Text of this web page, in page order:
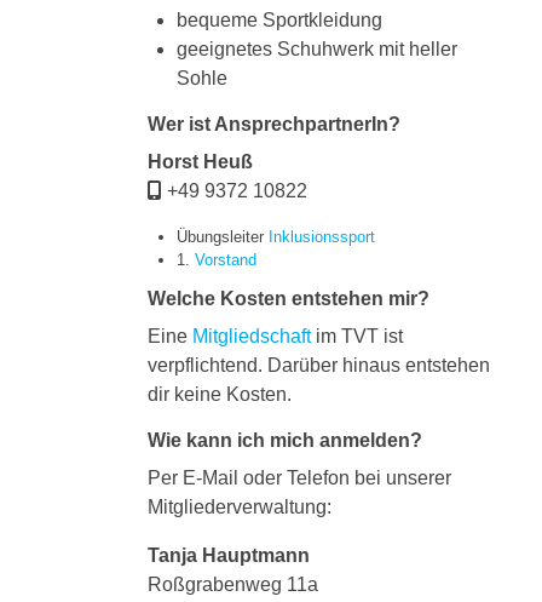
bequeme Sportkleidung
geeignetes Schuhwerk mit heller
Sohle
Wer ist AnsprechpartnerIn?
Horst Heuß
+49 9372 10822
Übungsleiter Inklusionssport
1.Vorstand
Welche Kosten entstehen mir?
Eine Mitgliedschaft im TVT ist
verpflichtend. Darüber hinaus entstehen
dir keine Kosten.
Wie kann ich mich anmelden?
Per E-Mail oder Telefon bei unserer
Mitgliederverwaltung:
Tanja Hauptmann
Roßgrabenweg 11a